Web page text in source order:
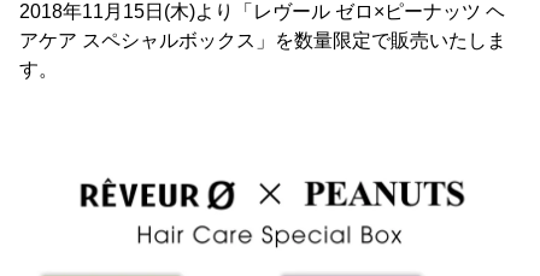
2018年11月15日(木)より「レヴール ゼロ×ピーナッツ ヘ
アケア スペシャルボックス」を数量限定で販売いたしま
す。